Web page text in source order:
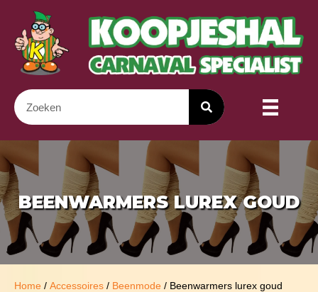
BEENWARMERS LUREX GOUD
Home / Accessoires / Beenmode / Beenwarmers lurex goud